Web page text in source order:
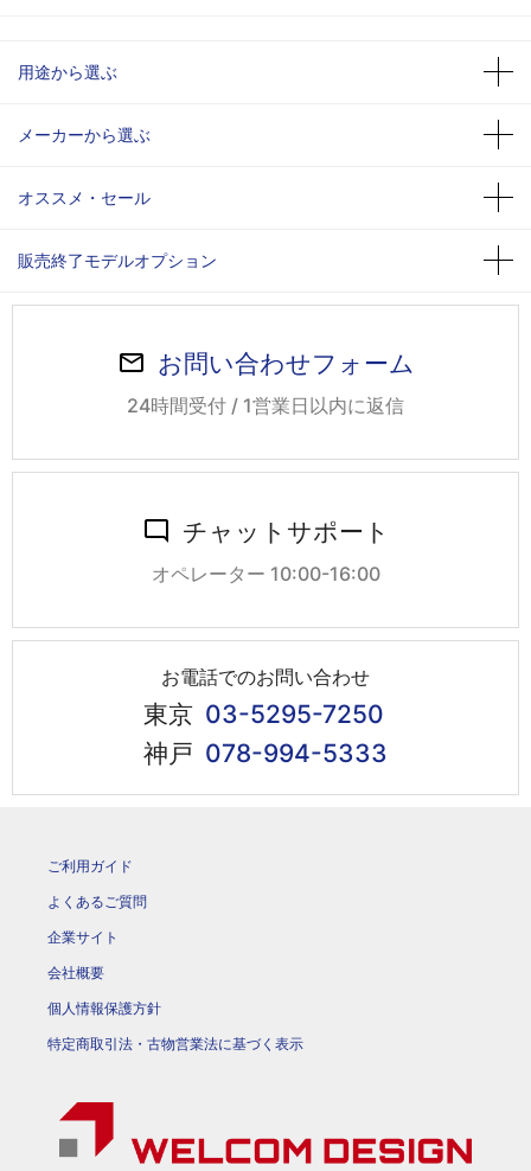
用途から選ぶ
メーカーから選ぶ
オススメ・セール
販売終了モデルオプション
お問い合わせフォーム
24時間受付 / 1営業日以内に返信
チャットサポート
オペレーター 10:00-16:00
お電話でのお問い合わせ
東京 03-5295-7250
神戸 078-994-5333
ご利用ガイド
よくあるご質問
企業サイト
会社概要
個人情報保護方針
特定商取引法・古物営業法に基づく表示